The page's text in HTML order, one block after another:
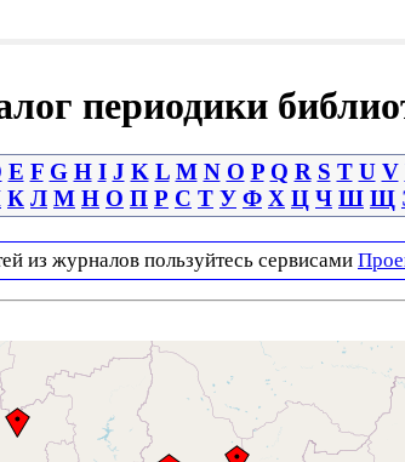
периодики
E F G H I J K L M N O P Q R S T U V
К Л М Н О П Р С Т У Ф Х Ц Ч Ш Щ
из журналов пользуйтесь сервисами